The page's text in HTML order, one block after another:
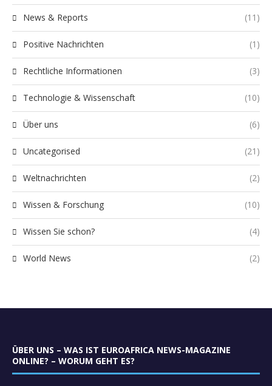
News & Reports (11)
Positive Nachrichten (1)
Rechtliche Informationen (3)
Technologie & Wissenschaft (10)
Über uns (6)
Uncategorised (21)
Weltnachrichten (2)
Wissen & Forschung (10)
Wissen Sie schon? (4)
World News (2)
ÜBER UNS – WAS IST EUROAFRICA NEWS-MAGAZINE
ONLINE? – WORUM GEHT ES?